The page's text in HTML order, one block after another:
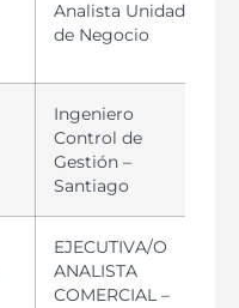
Analista Unidad
de Negocio
Ingeniero
Control de
Gestión –
Santiago
EJECUTIVA/O
ANALISTA
COMERCIAL –